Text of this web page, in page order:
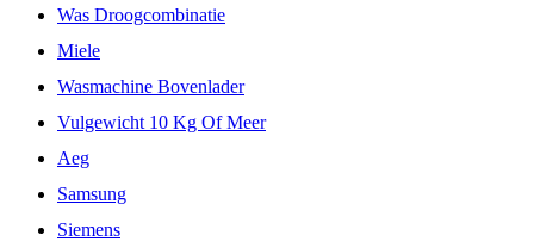
Was Droogcombinatie
Miele
Wasmachine Bovenlader
Vulgewicht 10 Kg Of Meer
Aeg
Samsung
Siemens